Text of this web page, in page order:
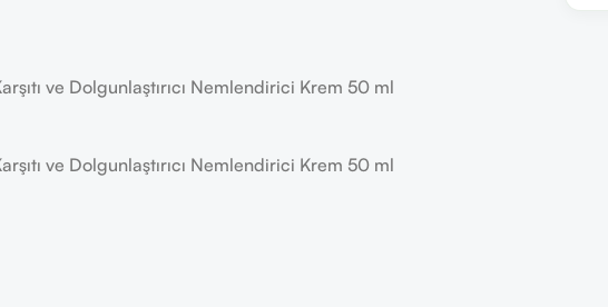
ve Dolgunlaştırıcı Nemlendirici Krem 50 ml
ve Dolgunlaştırıcı Nemlendirici Krem 50 ml